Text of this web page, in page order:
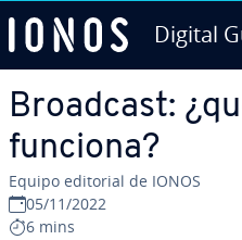
Digital
Broadcast:
funciona?
Equipo editorial de IONOS
05/11/2022
6 mins